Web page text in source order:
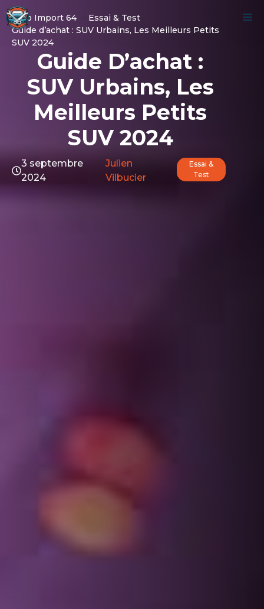
Aller
au
contenu
Auto Import 64
Essai & Test
Guide d’achat : SUV Urbains, Les Meilleurs Petits
SUV 2024
Guide D’achat :
SUV Urbains, Les
Meilleurs Petits
SUV 2024
3 septembre
2024
Julien
Vilbucier
Essai &
Test